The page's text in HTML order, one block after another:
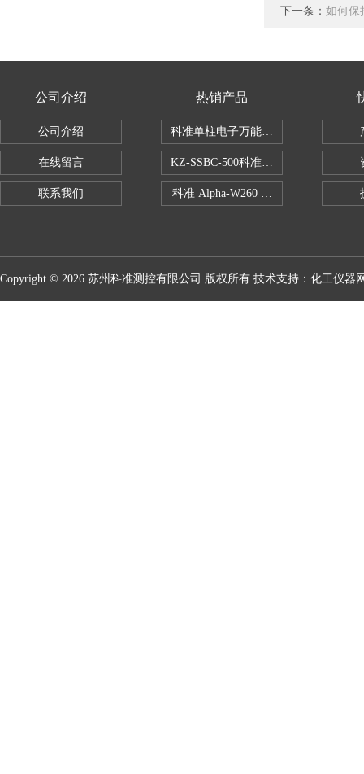
下一条： 如何保
公司介绍
公司介绍
在线留言
联系我们
热销产品
科准单柱电子万能拉力机KZ-SSBC-500
KZ-SSBC-500科准单柱电子万能试验
科准 Alpha-W260 半导体全自动推拉
Copyright © 2026 苏州科准测控有限公司 版权所有 技术支持： 化工仪器